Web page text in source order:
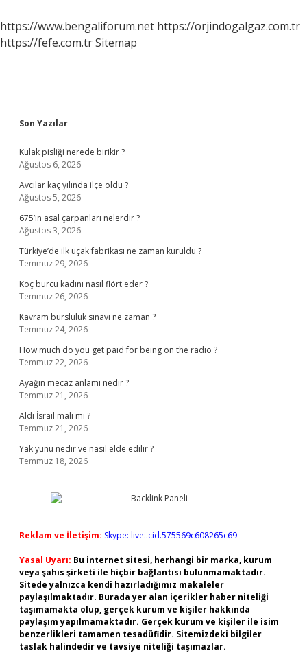
https://www.bengaliforum.net https://orjindogalgaz.com.tr
https://fefe.com.trSitemap
Sidebar
Son Yazılar
Kulak pisliği nerede birikir ?
Ağustos 6, 2026
Avcılar kaç yılında ilçe oldu ?
Ağustos 5, 2026
675’in asal çarpanları nelerdir ?
Ağustos 3, 2026
Türkiye’de ilk uçak fabrikası ne zaman kuruldu ?
Temmuz 29, 2026
Koç burcu kadını nasıl flört eder ?
Temmuz 26, 2026
Kavram bursluluk sınavı ne zaman ?
Temmuz 24, 2026
How much do you get paid for being on the radio ?
Temmuz 22, 2026
Ayağın mecaz anlamı nedir ?
Temmuz 21, 2026
Aldi İsrail malı mı ?
Temmuz 21, 2026
Yak yünü nedir ve nasıl elde edilir ?
Temmuz 18, 2026
Reklam ve İletişim: Skype: live:.cid.575569c608265c69
Yasal Uyarı: Bu internet sitesi, herhangi bir marka, kurum
veya şahıs şirketi ile hiçbir bağlantısı bulunmamaktadır.
Sitede yalnızca kendi hazırladığımız makaleler
paylaşılmaktadır. Burada yer alan içerikler haber niteliği
taşımamakta olup, gerçek kurum ve kişiler hakkında
paylaşım yapılmamaktadır. Gerçek kurum ve kişiler ile isim
benzerlikleri tamamen tesadüfidir. Sitemizdeki bilgiler
taslak halindedir ve tavsiye niteliği taşımazlar.